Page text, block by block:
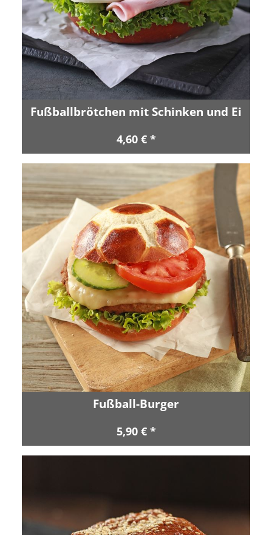
Fußballbrötchen mit Schinken und Ei
4,60 € *
Fußball-Burger
5,90 € *